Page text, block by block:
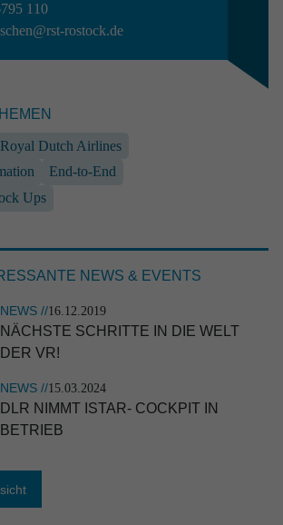
110
rostock.de
Dutch Airlines
End-to-End
Ups
NEWS & EVENTS
NEWS //16.12.2019
NÄCHSTE SCHRITTE IN DIE WELT
DER VR!
NEWS //15.03.2024
DLR NIMMT ISTAR- COCKPIT IN
BETRIEB